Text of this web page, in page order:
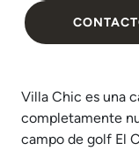
Villa Chic es una
completamente
campo de golf El